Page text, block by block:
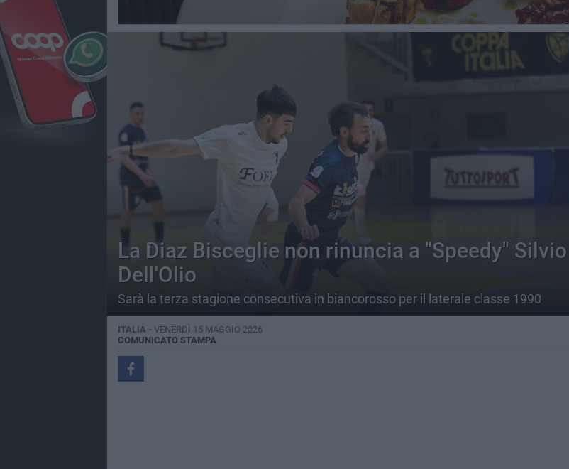
La Diaz Bisceglie non rinuncia a "Speedy" Silvio
Dell'Olio
Sarà la terza stagione consecutiva in biancorosso per il laterale classe 1990
ITALIA - VENERDÌ 15 MAGGIO 2026
COMUNICATO STAMPA